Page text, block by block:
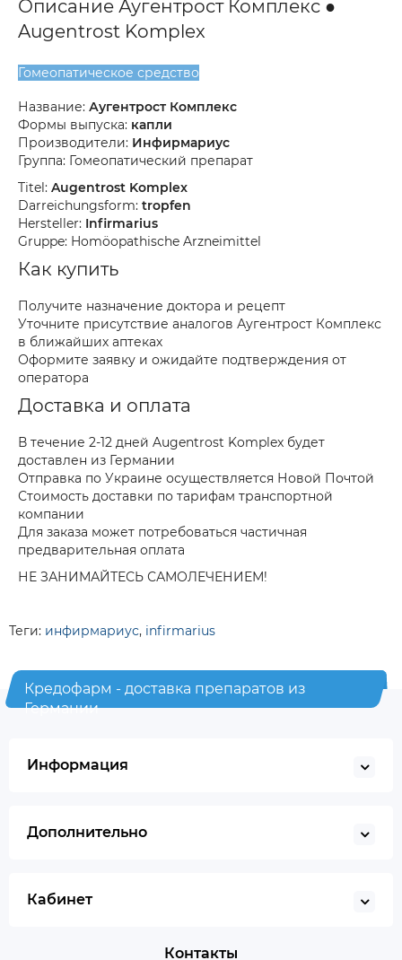
Описание Аугентрост Комплекс ●
Augentrost Komplex
Гомеопатическое средство
Название: Аугентрост Комплекс
Формы выпуска: капли
Производители: Инфирмариус
Группа: Гомеопатический препарат
Titel: Augentrost Komplex
Darreichungsform: tropfen
Hersteller: Infirmarius
Gruppe: Homöopathische Arzneimittel
Как купить
Получите назначение доктора и рецепт
Уточните присутствие аналогов Аугентрост Комплекс
в ближайших аптеках
Оформите заявку и ожидайте подтверждения от
оператора
Доставка и оплата
В течение 2-12 дней Augentrost Komplex будет
доставлен из Германии
Отправка по Украине осуществляется Новой Почтой
Стоимость доставки по тарифам транспортной
компании
Для заказа может потребоваться частичная
предварительная оплата
НЕ ЗАНИМАЙТЕСЬ САМОЛЕЧЕНИЕМ!
Теги: инфирмариус, infirmarius
Кредофарм - доставка препаратов из
Германии
Информация
Дополнительно
Кабинет
Контакты